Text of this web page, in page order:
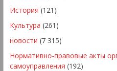
История (121)
Культура (261)
новости (7 315)
Нормативно-правовые акты
самоуправления (192)